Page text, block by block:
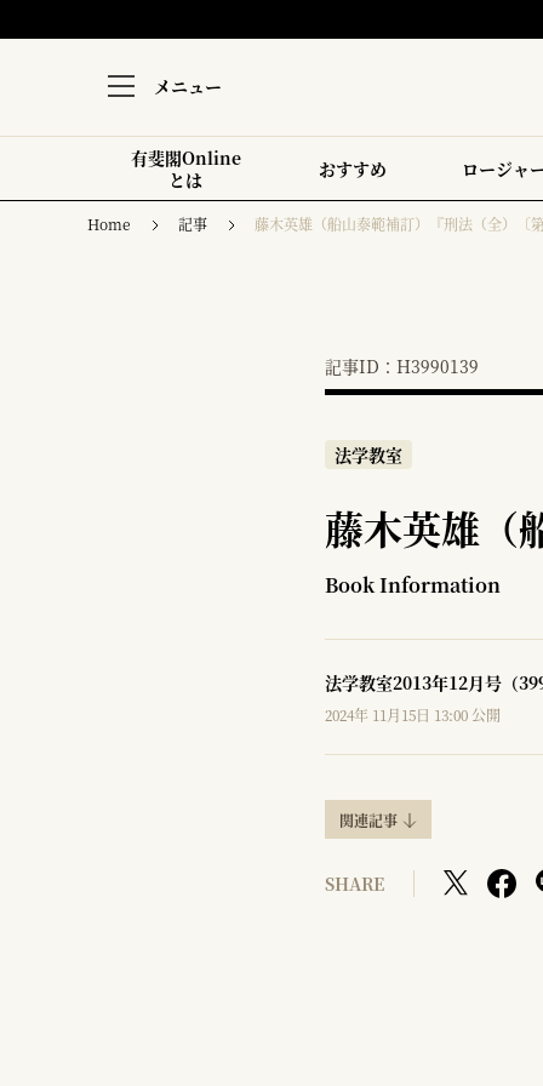
メニュー
有斐閣Online
とは
おすすめ ロージャ
Home 記事 藤木英雄（船山泰範補訂）『刑法（全）〔
記事ID：H3990139
法学教室
藤木英雄（
Book Information
法学教室2013年12月号（
2024年 11月15日 13:00 公開
関連記事
SHARE